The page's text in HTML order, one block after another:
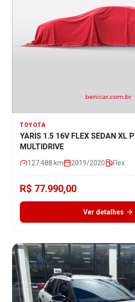
TOYOTA
YARIS 1.5 16V FLEX SEDAN XL
MULTIDRIVE
127.488 km 2019/2020 Flex
R$ 77.990,00
Ver detalhes